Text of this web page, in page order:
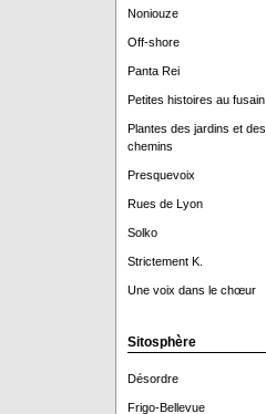
Noniouze
Off-shore
Panta Rei
Petites histoires au fusain
Plantes des jardins et des
chemins
Presquevoix
Rues de Lyon
Solko
Strictement K.
Une voix dans le chœur
Sitosphère
Désordre
Frigo-Bellevue